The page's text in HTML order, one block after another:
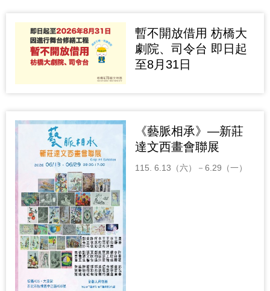
暫不開放借用 枋橋大
劇院、司令台 即日起
至8月31日
《藝脈相承》—新莊
達文西畫會聯展
115. 6.13（六）－6.29（一）